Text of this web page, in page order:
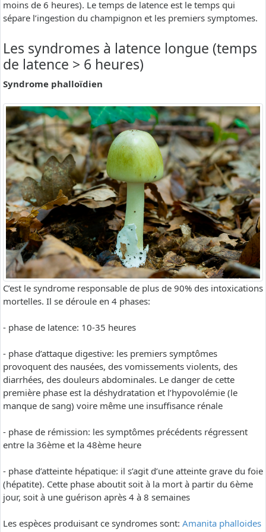
moins de 6 heures). Le temps de latence est le temps qui
sépare l’ingestion du champignon et les premiers symptomes.
Les syndromes à latence longue (temps
de latence > 6 heures)
Syndrome phalloïdien
C’est le syndrome responsable de plus de 90% des intoxications
mortelles. Il se déroule en 4 phases:
- phase de latence: 10-35 heures
- phase d’attaque digestive: les premiers symptômes
provoquent des nausées, des vomissements violents, des
diarrhées, des douleurs abdominales. Le danger de cette
première phase est la déshydratation et l’hypovolémie (le
manque de sang) voire même une insuffisance rénale
- phase de rémission: les symptômes précédents régressent
entre la 36ème et la 48ème heure
- phase d’atteinte hépatique: il s’agit d’une atteinte grave du foie
(hépatite). Cette phase aboutit soit à la mort à partir du 6ème
jour, soit à une guérison après 4 à 8 semaines
Les espèces produisant ce syndromes sont: Amanita phalloides